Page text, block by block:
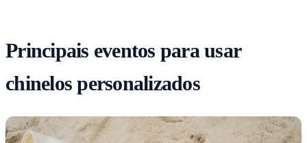
Principais eventos para usar
chinelos personalizados